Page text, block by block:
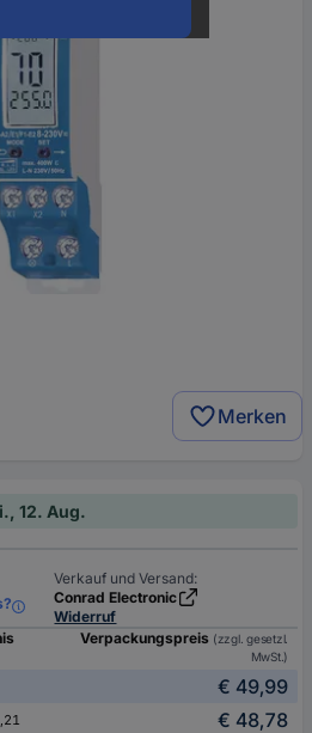
Merken
12. Aug.
Verkauf und Versand:
Conrad Electronic
Widerruf
Verpackungspreis (zzgl. gesetzl.
MwSt.)
€ 49,99
€ 48,78